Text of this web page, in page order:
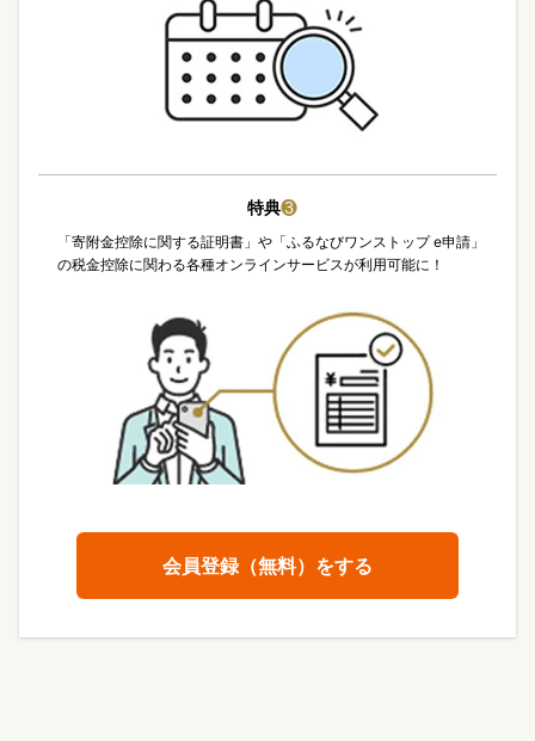
特典❸
「寄附金控除に関する証明書」や「ふるなびワンストップ e申請」
の税金控除に関わる各種オンラインサービスが利用可能に！
会員登録（無料）をする